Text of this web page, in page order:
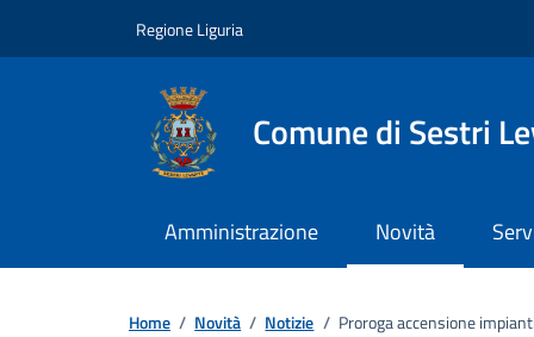
Regione Liguria
Comune di Sestri
Amministrazione Novità
Home / Novità / Notizie / Proroga accensione